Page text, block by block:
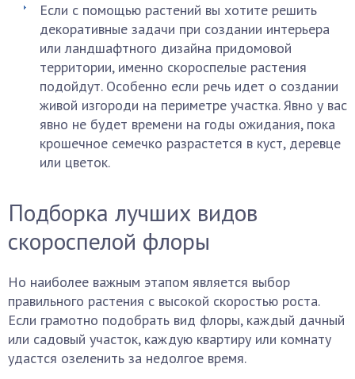
Если с помощью растений вы хотите решить
декоративные задачи при создании интерьера
или ландшафтного дизайна придомовой
территории, именно скороспелые растения
подойдут. Особенно если речь идет о создании
живой изгороди на периметре участка. Явно у вас
явно не будет времени на годы ожидания, пока
крошечное семечко разрастется в куст, деревце
или цветок.
Подборка лучших видов
скороспелой флоры
Но наиболее важным этапом является выбор
правильного растения с высокой скоростью роста.
Если грамотно подобрать вид флоры, каждый дачный
или садовый участок, каждую квартиру или комнату
удастся озеленить за недолгое время.